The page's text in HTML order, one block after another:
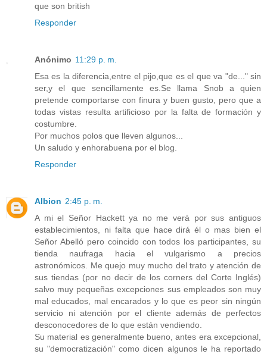
que son british
Responder
Anónimo 11:29 p. m.
Esa es la diferencia,entre el pijo,que es el que va "de..." sin
ser,y el que sencillamente es.Se llama Snob a quien
pretende comportarse con finura y buen gusto, pero que a
todas vistas resulta artificioso por la falta de formación y
costumbre.
Por muchos polos que lleven algunos...
Un saludo y enhorabuena por el blog.
Responder
Albion 2:45 p. m.
A mi el Señor Hackett ya no me verá por sus antiguos
establecimientos, ni falta que hace dirá él o mas bien el
Señor Abelló pero coincido con todos los participantes, su
tienda naufraga hacia el vulgarismo a precios
astronómicos. Me quejo muy mucho del trato y atención de
sus tiendas (por no decir de los corners del Corte Inglés)
salvo muy pequeñas excepciones sus empleados son muy
mal educados, mal encarados y lo que es peor sin ningún
servicio ni atención por el cliente además de perfectos
desconocedores de lo que están vendiendo.
Su material es generalmente bueno, antes era excepcional,
su "democratización" como dicen algunos le ha reportado